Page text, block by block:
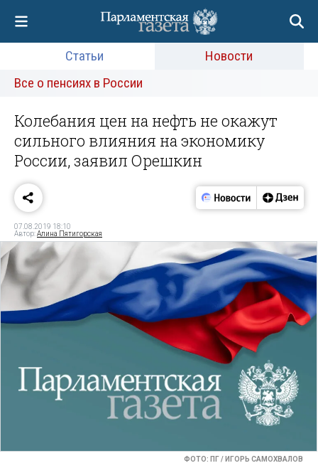
Статьи
Новости
Все о пенсиях в России
Колебания цен на нефть не окажут
сильного влияния на экономику
России, заявил Орешкин
07.08.2019 18:10
Автор:Алина Пятигорская
ФОТО: ПГ / ИГОРЬ САМОХВАЛОВ